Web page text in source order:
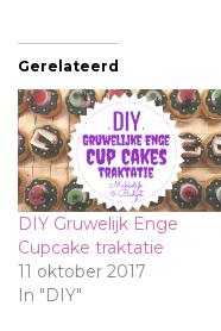
Gerelateerd
DIY Gruwelijk Enge
Cupcake traktatie
11 oktober 2017
In "DIY"